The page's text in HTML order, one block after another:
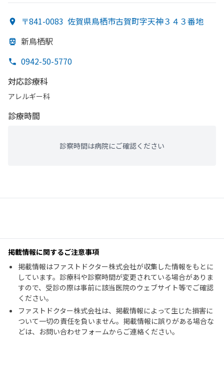
〒841-0083 佐賀県鳥栖市古賀町字天神３４３番地
新鳥栖駅
0942-50-5770
対応診療科
アレルギー科
診療時間
診察時間は病院にご確認ください
掲載情報に関するご注意事項
掲載情報はファストドクター株式会社が収集した情報をもとに
しています。診療科や診察時間が変更されている場合がありま
すので、受診の際は事前に該当医院のウェブサイト等でご確認
ください。
ファストドクター株式会社は、掲載情報によって生じた損害に
ついて一切の責任を負いません。掲載情報に誤りがある場合な
どは、お問い合わせフォームからご連絡ください。